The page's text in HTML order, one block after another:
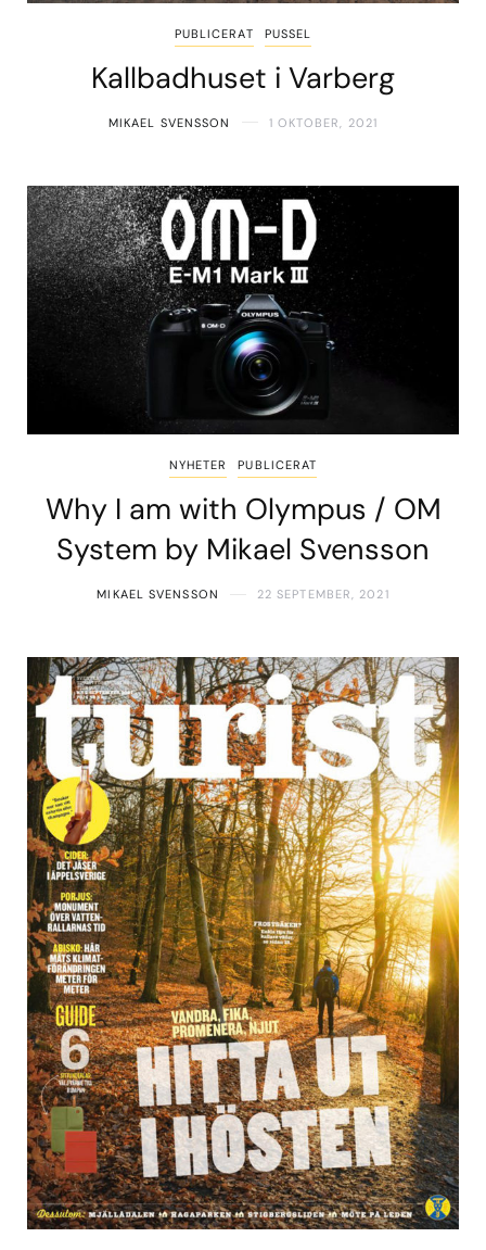
PUBLICERAT PUSSEL
Kallbadhuset i Varberg
MIKAEL SVENSSON 1 OKTOBER, 2021
NYHETER PUBLICERAT
Why I am with Olympus / OM
System by Mikael Svensson
MIKAEL SVENSSON 22 SEPTEMBER, 2021